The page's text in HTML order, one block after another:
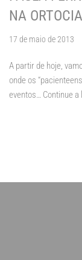
NA
17 de maio de 2013
A partir de hoje,
onde os
eventos… Continue a